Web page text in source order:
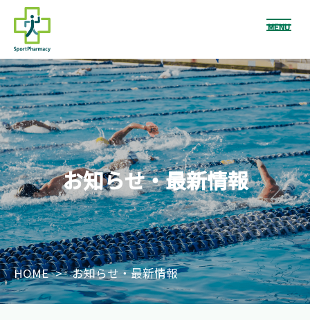
MENU
お知らせ・最新情報
HOME お知らせ・最新情報